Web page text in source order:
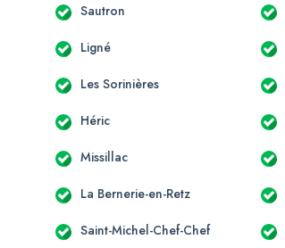
Sautron
Ligné
Les Sorinières
Héric
Missillac
La Bernerie-en-Retz
Saint-Michel-Chef-Chef